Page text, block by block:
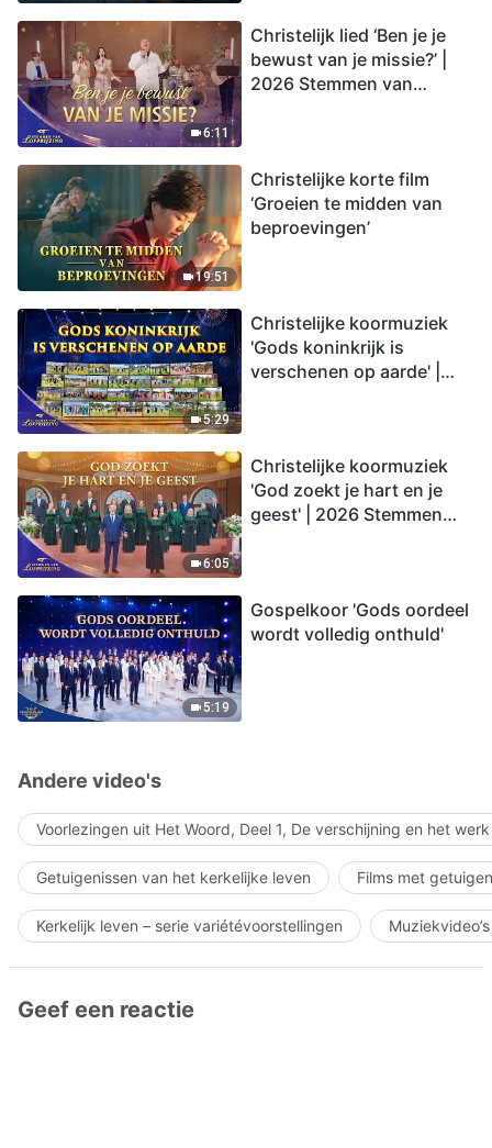
6:11
Christelijk lied ‘Ben je je
bewust van je missie?’ |
2026 Stemmen van
19:51
Christelijke korte film
‘Groeien te midden van
beproevingen’
5:29
Christelijke koormuziek
'Gods koninkrijk is
verschenen op aarde' |
6:05
Christelijke koormuziek
'God zoekt je hart en je
geest' | 2026 Stemmen
5:19
Gospelkoor 'Gods oordeel
wordt volledig onthuld'
Andere video's
Voorlezingen uit Het Woord, Deel 1, De verschijning en het
Getuigenissen van het kerkelijke leven Films met
Kerkelijk leven – serie variétévoorstellingen Muziekvideo’s
Geef een reactie